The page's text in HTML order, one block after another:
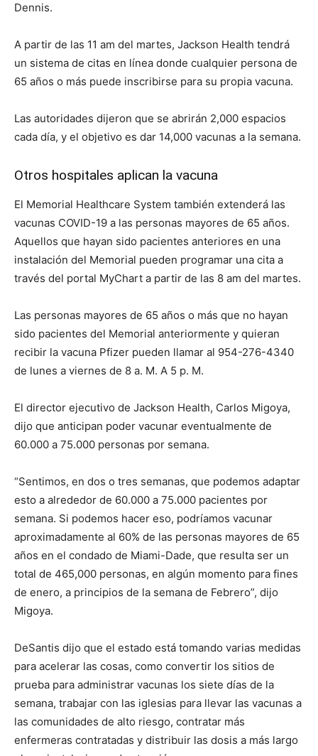
Dennis.
A partir de las 11 am del martes, Jackson Health tendrá
un sistema de citas en línea donde cualquier persona de
65 años o más puede inscribirse para su propia vacuna.
Las autoridades dijeron que se abrirán 2,000 espacios
cada día, y el objetivo es dar 14,000 vacunas a la semana.
Otros hospitales aplican la vacuna
El Memorial Healthcare System también extenderá las
vacunas COVID-19 a las personas mayores de 65 años.
Aquellos que hayan sido pacientes anteriores en una
instalación del Memorial pueden programar una cita a
través del portal MyChart a partir de las 8 am del martes.
Las personas mayores de 65 años o más que no hayan
sido pacientes del Memorial anteriormente y quieran
recibir la vacuna Pfizer pueden llamar al 954-276-4340
de lunes a viernes de 8 a. M. A 5 p. M.
El director ejecutivo de Jackson Health, Carlos Migoya,
dijo que anticipan poder vacunar eventualmente de
60.000 a 75.000 personas por semana.
“Sentimos, en dos o tres semanas, que podemos adaptar
esto a alrededor de 60.000 a 75.000 pacientes por
semana. Si podemos hacer eso, podríamos vacunar
aproximadamente al 60% de las personas mayores de 65
años en el condado de Miami-Dade, que resulta ser un
total de 465,000 personas, en algún momento para fines
de enero, a principios de la semana de Febrero”, dijo
Migoya.
DeSantis dijo que el estado está tomando varias medidas
para acelerar las cosas, como convertir los sitios de
prueba para administrar vacunas los siete días de la
semana, trabajar con las iglesias para llevar las vacunas a
las comunidades de alto riesgo, contratar más
enfermeras contratadas y distribuir las dosis a más largo